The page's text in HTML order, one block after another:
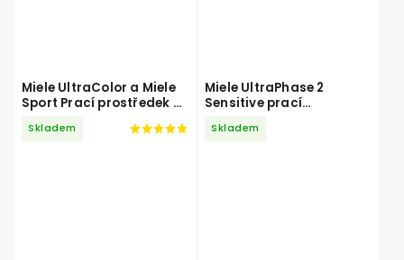
Miele UltraColor a Miele
Sport Prací prostředek 4
Skladem
Miele UltraPhase 2
Sensitive prací
Skladem